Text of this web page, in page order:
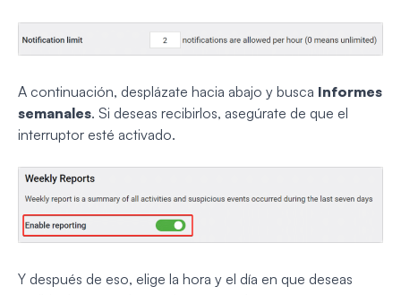
A continuación, desplázate hacia abajo y busca Informes
semanales. Si deseas recibirlos, asegúrate de que el
interruptor esté activado.
Y después de eso, elige la hora y el día en que deseas